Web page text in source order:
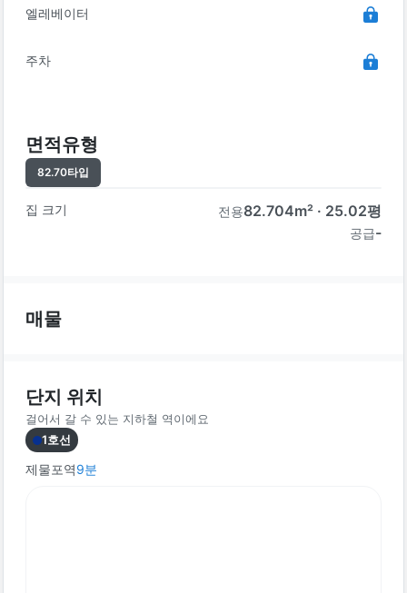
엘레베이터
주차
면적유형
82.70타입
집 크기 전용82.704m² · 25.02평
공급-
매물
단지 위치
걸어서 갈 수 있는 지하철 역이에요
1호선
제물포역9분